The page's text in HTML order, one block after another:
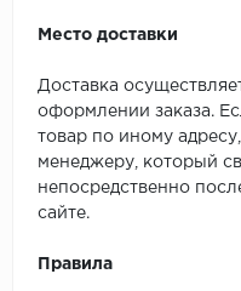
Место доставки
Доставка
оформлении заказа.
товар по иному
менеджеру, который
непосредственно
сайте.
Правила